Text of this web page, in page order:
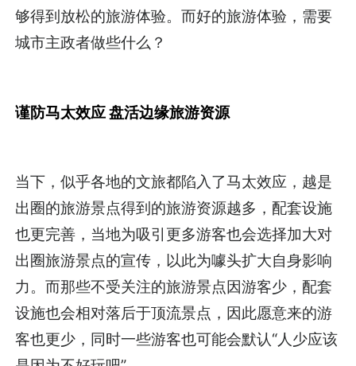
够得到放松的旅游体验。而好的旅游体验，需要
城市主政者做些什么？
谨防马太效应 盘活边缘旅游资源
当下，似乎各地的文旅都陷入了马太效应，越是
出圈的旅游景点得到的旅游资源越多，配套设施
也更完善，当地为吸引更多游客也会选择加大对
出圈旅游景点的宣传，以此为噱头扩大自身影响
力。而那些不受关注的旅游景点因游客少，配套
设施也会相对落后于顶流景点，因此愿意来的游
客也更少，同时一些游客也可能会默认“人少应该